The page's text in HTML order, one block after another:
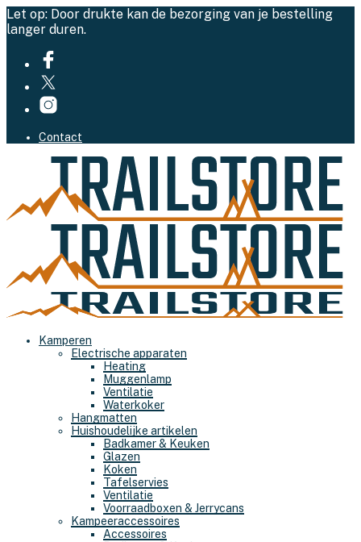
Let op: Door drukte kan de bezorging van je bestelling
langer duren.
Contact
Kamperen
Electrische apparaten
Heating
Muggenlamp
Ventilatie
Waterkoker
Hangmatten
Huishoudelijke artikelen
Badkamer & Keuken
Glazen
Koken
Tafelservies
Ventilatie
Voorraadboxen & Jerrycans
Kampeeraccessoires
Accessoires